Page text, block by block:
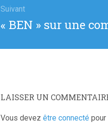
Suivant
Article
« BEN » sur une
LAISSER UN
Vous devez être connecté pour